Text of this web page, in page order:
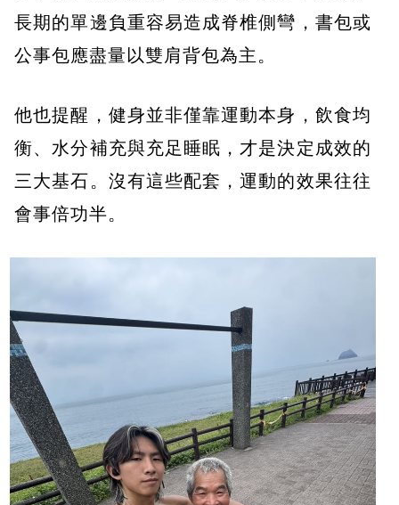
長期的單邊負重容易造成脊椎側彎，書包或
公事包應盡量以雙肩背包為主。
他也提醒，健身並非僅靠運動本身，飲食均
衡、水分補充與充足睡眠，才是決定成效的
三大基石。沒有這些配套，運動的效果往往
會事倍功半。